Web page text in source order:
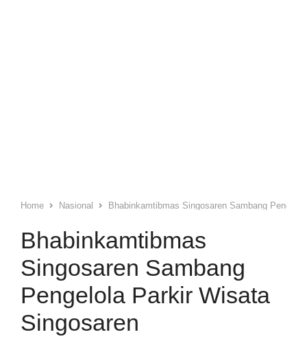
Home Nasional Bhabinkamtibmas Singosaren Sambang
Bhabinkamtibmas
Singosaren Sambang
Pengelola Parkir Wisata
Singosaren